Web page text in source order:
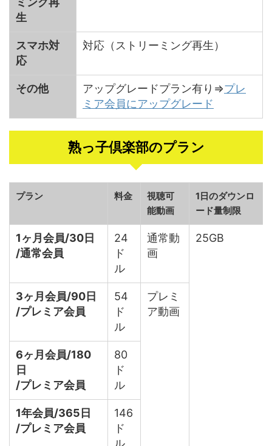
生
スマホ対
応
対応（ストリーミング再生）
その他 アップグレードプラン有り⇒プレ
ミア会員にアップグレード
熟っ子倶楽部のプラン
プラン 料金
視聴可
能動画
1日のダウンロ
ード量制限
1ヶ月会員/30日
/通常会員
24
ド
ル
通常動
画
25GB
3ヶ月会員/90日
/プレミア会員
54
ド
ル
プレミ
ア動画
6ヶ月会員/180
日
/プレミア会員
80
ド
ル
1年会員/365日
/プレミア会員
146
ド
ル